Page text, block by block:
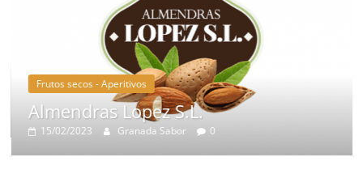
Frutos secos - Aperitivos
Almendras Lopez S.L.
15/02/2023 Granada Sabor 0